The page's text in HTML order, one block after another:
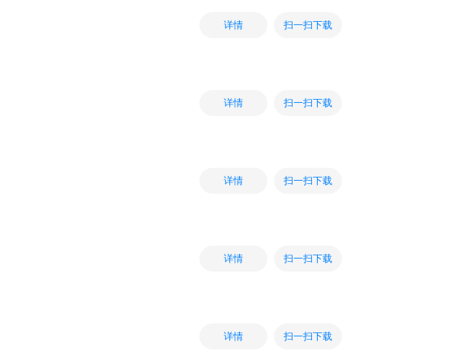
详情 扫一扫下载
详情 扫一扫下载
详情 扫一扫下载
详情 扫一扫下载
详情 扫一扫下载